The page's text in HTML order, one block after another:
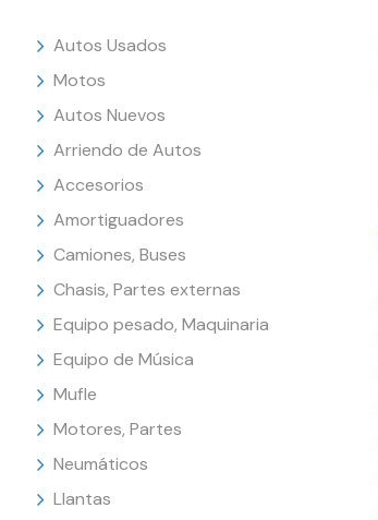
Autos Usados
Motos
Autos Nuevos
Arriendo de Autos
Accesorios
Amortiguadores
Camiones, Buses
Chasis, Partes externas
Equipo pesado, Maquinaria
Equipo de Música
Mufle
Motores, Partes
Neumáticos
Llantas